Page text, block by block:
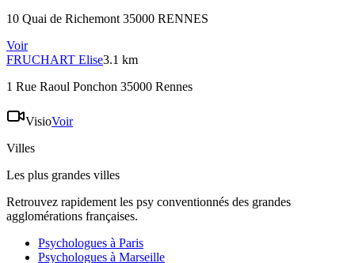
10 Quai de Richemont 35000 RENNES
Voir
FRUCHART Elise3.1 km
1 Rue Raoul Ponchon 35000 Rennes
VisioVoir
Villes
Les plus grandes villes
Retrouvez rapidement les psy conventionnés des grandes
agglomérations françaises.
Psychologues à Paris
Psychologues à Marseille